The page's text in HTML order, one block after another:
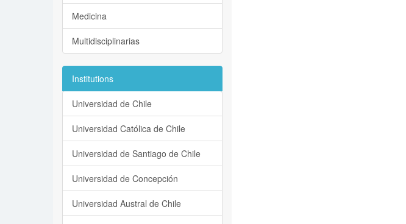
Medicina
Multidisciplinarias
Institutions
Universidad de Chile
Universidad Católica de Chile
Universidad de Santiago de Chile
Universidad de Concepción
Universidad Austral de Chile